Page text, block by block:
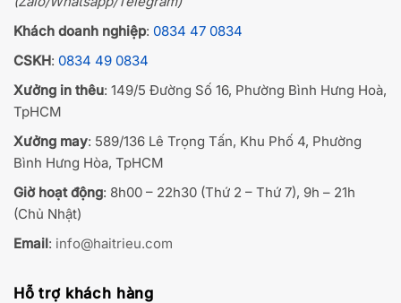
Khách doanh nghiệp: 0834 47 0834
CSKH: 0834 49 0834
Xưởng in thêu: 149/5 Đường Số 16, Phường Bình Hưng Hoà,
TpHCM
Xưởng may: 589/136 Lê Trọng Tấn, Khu Phố 4, Phường
Bình Hưng Hòa, TpHCM
Giờ hoạt động: 8h00 – 22h30 (Thứ 2 – Thứ 7), 9h – 21h
(Chủ Nhật)
Email: info@haitrieu.com
Hỗ trợ khách hàng